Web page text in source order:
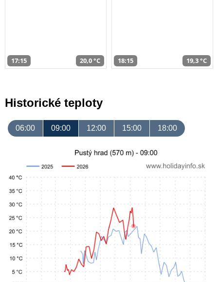
17:15 20,0 °C 18:15 19,3 °C
Historické teploty
06:00 09:00 12:00 15:00 18:00